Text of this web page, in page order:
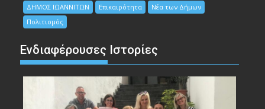
ΔΗΜΟΣ ΙΩΑΝΝΙΤΩΝ Επικαιρότητα
Νέα των Δήμων
Πολιτισμός
Ενδιαφέρουσες Ιστορίες